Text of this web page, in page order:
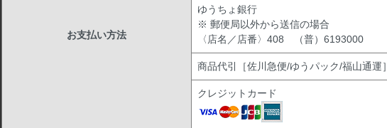
お支払い方法
ゆうちょ銀行
※ 郵便局以外から送信の場合
〈店名／店番〉408 （普）6193000
商品代引［佐川急便/ゆうパック/福山通運］
クレジットカード